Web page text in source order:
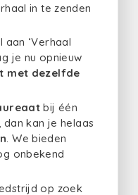
in te zenden
‘Verhaal
je nu opnieuw
met dezelfde
bij één
kan je helaas
. We bieden
onbekend
op zoek